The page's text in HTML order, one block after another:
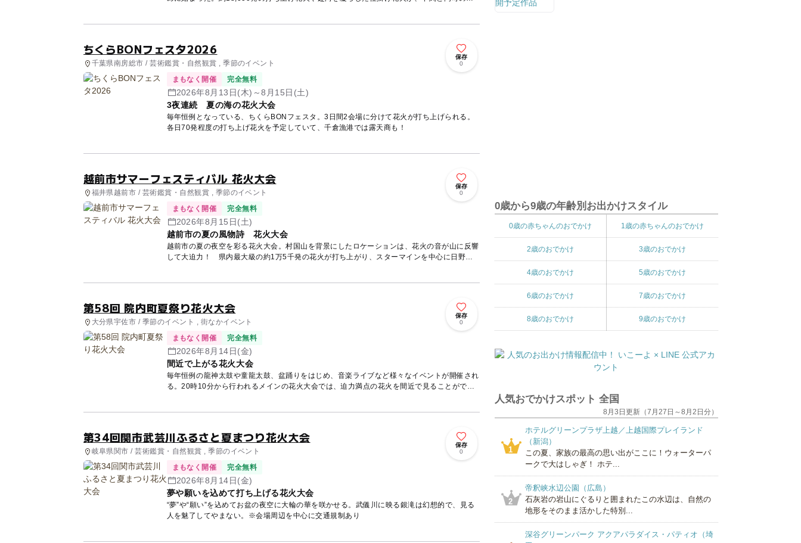
ちくらBONフェスタ2026
千葉県南房総市 / 芸術鑑賞・自然観賞 , 季節のイベント
保存
0
まもなく開催 完全無料
2026年8月13日(木)～8月15日(土)
3夜連続 夏の海の花火大会
毎年恒例となっている、ちくらBONフェスタ。3日間2会場に分けて花火が打ち上げられる。
各日70発程度の打ち上げ花火を予定していて、千倉漁港では露天商も！
越前市サマーフェスティバル 花火大会
福井県越前市 / 芸術鑑賞・自然観賞 , 季節のイベント
保存
0
まもなく開催 完全無料
2026年8月15日(土)
越前市の夏の風物詩 花火大会
越前市の夏の夜空を彩る花火大会。村国山を背景にしたロケーションは、花火の音が山に反響
して大迫力！ 県内最大級の約1万5千発の花火が打ち上がり、スターマインを中心に日野川
第58回 院内町夏祭り花火大会
大分県宇佐市 / 季節のイベント , 街なかイベント
保存
0
まもなく開催 完全無料
2026年8月14日(金)
間近で上がる花火大会
毎年恒例の龍神太鼓や童龍太鼓、盆踊りをはじめ、音楽ライブなど様々なイベントが開催され
る。20時10分から行われるメインの花火大会では、迫力満点の花火を間近で見ることができ
第34回関市武芸川ふるさと夏まつり花火大会
岐阜県関市 / 芸術鑑賞・自然観賞 , 季節のイベント
保存
0
まもなく開催 完全無料
2026年8月14日(金)
夢や願いを込めて打ち上げる花火大会
“夢”や“願い”を込めてお盆の夜空に大輪の華を咲かせる。武儀川に映る銀滝は幻想的で、見る
人を魅了してやまない。※会場周辺を中心に交通規制あり
0歳から9歳の年齢別お出かけスタイル
0歳の赤ちゃんのおでかけ 1歳の赤ちゃんのおでかけ
2歳のおでかけ 3歳のおでかけ
4歳のおでかけ 5歳のおでかけ
6歳のおでかけ 7歳のおでかけ
8歳のおでかけ 9歳のおでかけ
人気おでかけスポット 全国
8月3日更新（7月27日～8月2日分）
1
ホテルグリーンプラザ上越／上越国際プレイランド
（新潟）
この夏、家族の最高の思い出がここに！ウォーターパ
ークで大はしゃぎ！ ホテ...
2
帝釈峡水辺公園（広島）
石灰岩の岩山にぐるりと囲まれたこの水辺は、自然の
地形をそのまま活かした特別...
深谷グリーンパーク アクアパラダイス・パティオ（埼